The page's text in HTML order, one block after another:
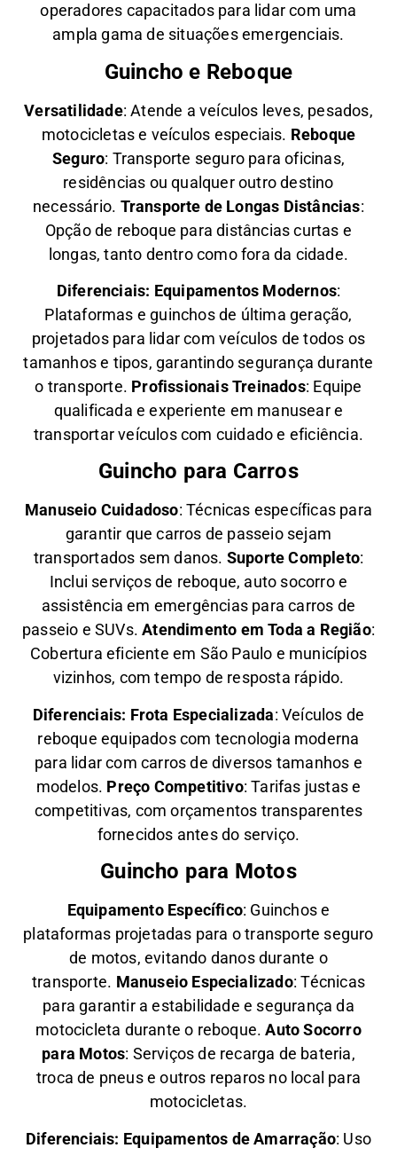
operadores capacitados para lidar com uma
ampla gama de situações emergenciais.
Guincho e Reboque
Versatilidade:Atende a veículos leves, pesados,
motocicletas e veículos especiais. Reboque
Seguro: Transporte seguro para oficinas,
residências ou qualquer outro destino
necessário. Transporte de Longas Distâncias:
Opção de reboque para distâncias curtas e
longas, tanto dentro como fora da cidade.
Diferenciais: Equipamentos Modernos:
Plataformas e guinchos de última geração,
projetados para lidar com veículos de todos os
tamanhos e tipos, garantindo segurança durante
o transporte. Profissionais Treinados: Equipe
qualificada e experiente em manusear e
transportar veículos com cuidado e eficiência.
Guincho para Carros
Manuseio Cuidadoso: Técnicas específicas para
garantir que carros de passeio sejam
transportados sem danos. Suporte Completo:
Inclui serviços de reboque, auto socorro e
assistência em emergências para carros de
passeio e SUVs.Atendimento em Toda a Região:
Cobertura eficiente em São Paulo e municípios
vizinhos, com tempo de resposta rápido.
Diferenciais: Frota Especializada: Veículos de
reboque equipados com tecnologia moderna
para lidar com carros de diversos tamanhos e
modelos. Preço Competitivo: Tarifas justas e
competitivas, com orçamentos transparentes
fornecidos antes do serviço.
Guincho para Motos
Equipamento Específico: Guinchos e
plataformas projetadas para o transporte seguro
de motos, evitando danos durante o
transporte. Manuseio Especializado: Técnicas
para garantir a estabilidade e segurança da
motocicleta durante o reboque.Auto Socorro
para Motos: Serviços de recarga de bateria,
troca de pneus e outros reparos no local para
motocicletas.
Diferenciais: Equipamentos de Amarração: Uso